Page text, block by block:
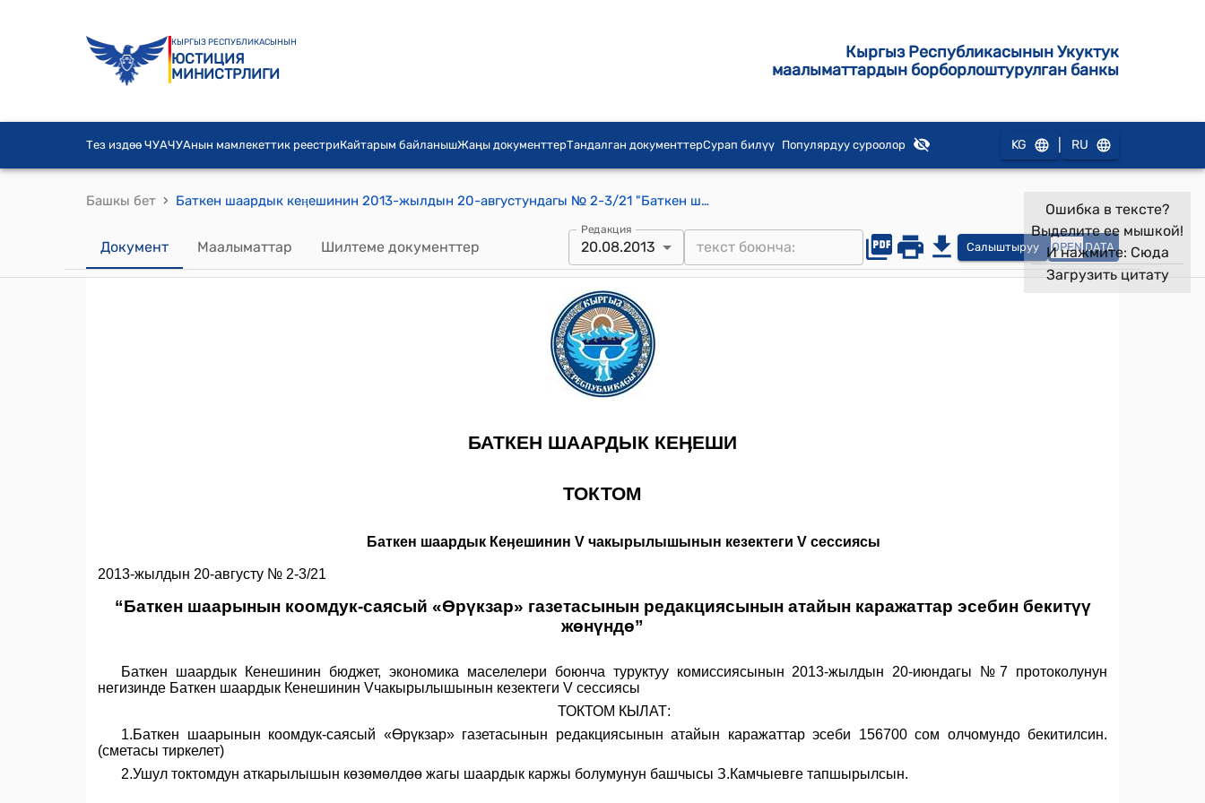
КЫРГЫЗ РЕСПУБЛИКАСЫНЫН
ЮСТИЦИЯ
МИНИСТРЛИГИ
Кыргыз Республикасынын Укуктук
маалыматтардын борборлоштурулган банкы
Тез издөө ЧУАЧУАнын мамлекеттик реестриКайтарым байланышЖаңы документтерТандалган документтерСурап билүү Популярдуу суроолор KG RU
Башкы бет › Баткен шаардык кеӊешинин 2013-жылдын 20-августундагы № 2-3/21 "Баткен шаарынын коомдук-саясый «Өрүкзар» газетасынын редакциясынын атайын каражаттар эсебин бекитүү жөнүндө" токтому
Документ Маалыматтар Шилтеме документтер
Редакция
20.08.2013 Салыштыруу OPEN DATA
Ошибка в тексте?
Выделите ее мышкой!
И нажмите: Сюда
Загрузить цитату